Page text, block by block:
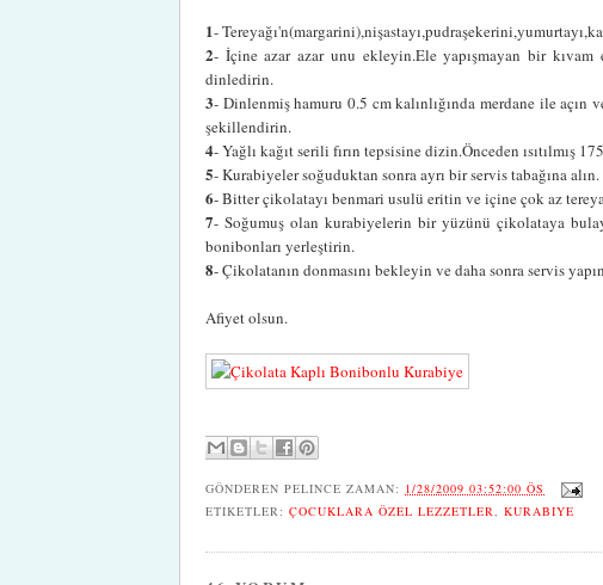
1-
2- İçine azar azar unu ekleyin.Ele yapışmayan bir kıvam
dinledirin.
3- Dinlenmiş hamuru 0.5 cm kalınlığında merdane ile
şekillendirin.
4- Yağlı kağıt serili fırın tepsisine dizin.Önceden ısıtılmış
5- Kurabiyeler soğuduktan sonra ayrı bir servis tabağına alın.
6- Bitter çikolatayı benmari usulü eritin ve içine çok az
7- Soğumuş olan kurabiyelerin bir yüzünü çikolataya
bonibonları yerleştirin.
8- Çikolatanın donmasını bekleyin ve daha sonra servis
Afiyet olsun.
GÖNDEREN PELINCE ZAMAN: 1/28/2009 03:52:00 ÖS
ETIKETLER: ÇOCUKLARA ÖZEL LEZZETLER,KURABIYE